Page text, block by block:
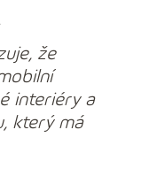
že
interiéry a
který má